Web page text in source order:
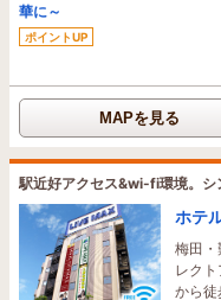
華に～
ポイントUP
MAPを見る
駅近好アクセス&wi-fi環境。シ
ホテ
梅田・
レク
から